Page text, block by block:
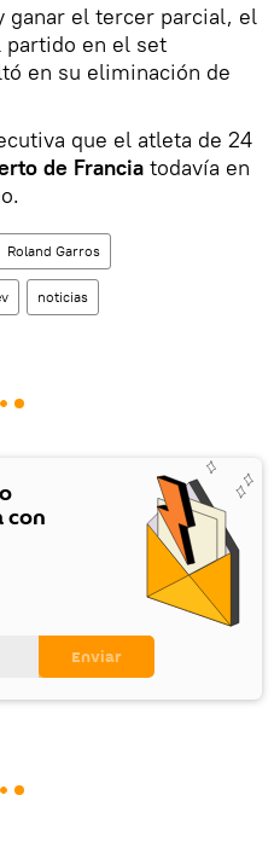
ganar el tercer parcial, el
en el set
en su eliminación de
que el atleta de 24
de Francia todavía en
Roland Garros
noticias
con